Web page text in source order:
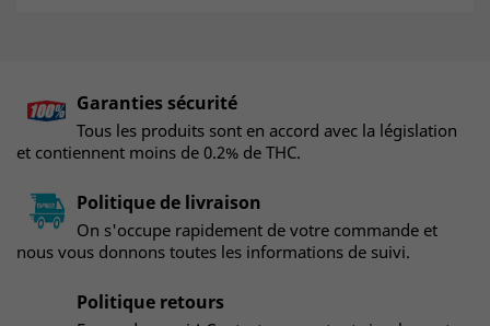
Garanties sécurité
Tous les produits sont en accord avec la législation
et contiennent moins de 0.2% de THC.
Politique de livraison
On s'occupe rapidement de votre commande et
nous vous donnons toutes les informations de suivi.
Politique retours